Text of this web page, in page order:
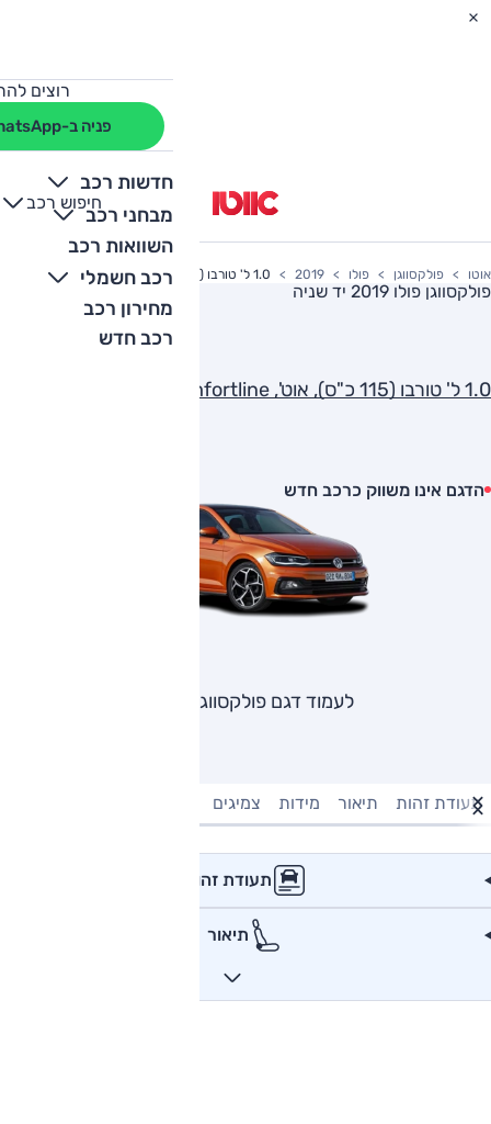
רוצים
פניה ב-WhatsApp
חדשות רכב
מבחני רכב
השוואות רכב
רכב חשמלי
מחירון רכב
רכב חדש
חיפוש רכב
+
-
אוטו פולקסווגן פולו 2019 1.0 ל' טורבו (115 כ"ס), אוט', Comfortline
פולקסווגן פולו 2019 יד שניה
1.0 ל' טורבו (115 כ"ס), אוט', Comfortline
הדגם אינו משווק כרכב חדש
לעמוד דגם פולקסווגן פולו
תעודת זהות תיאור מידות צמיגים
תעודת זהות
תיאור